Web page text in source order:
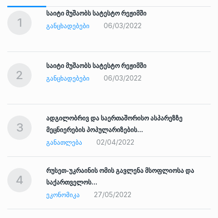
1
საიტი მუშაობს სატესტო რეჟიმში
ᲒᲐᲜᲪᲮᲐᲓᲔᲑᲔᲑᲘ
06/03/2022
2
საიტი მუშაობს სატესტო რეჟიმში
ᲒᲐᲜᲪᲮᲐᲓᲔᲑᲔᲑᲘ
06/03/2022
3
ადგილობრივ და საერთაშორისო ასპარეზზე
მეცნიერების პოპულარიზების…
ᲒᲐᲜᲐᲗᲚᲔᲑᲐ
02/04/2022
4
რუსეთ-უკრაინის ომის გავლენა მსოფლიოსა და
საქართველოს…
ᲔᲙᲝᲜᲝᲛᲘᲙᲐ
27/05/2022